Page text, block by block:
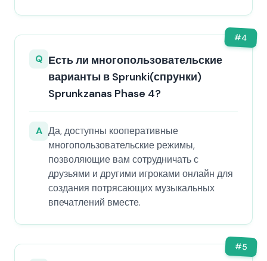
#4
Q Есть ли многопользовательские
варианты в Sprunki(спрунки)
Sprunkzanas Phase 4?
A Да, доступны кооперативные
многопользовательские режимы,
позволяющие вам сотрудничать с
друзьями и другими игроками онлайн для
создания потрясающих музыкальных
впечатлений вместе.
#5